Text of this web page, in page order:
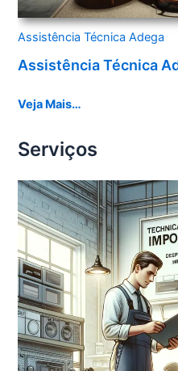
Assistência Técnica Adega
Assistência Técnica
Veja Mais…
Serviços